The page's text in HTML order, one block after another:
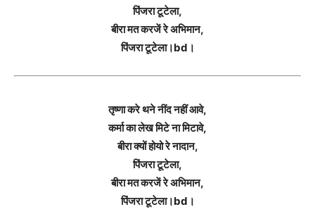
पिंजरा टूटेला,
बीरा मत करजें रे अभिमान,
पिंजरा टूटेला।bd।
तृष्णा करे थने नींद नहीं आवे,
कर्मा का लेख मिटे ना मिटावे,
बीरा क्यों होयो रे नादान,
पिंजरा टूटेला,
बीरा मत करजें रे अभिमान,
पिंजरा टूटेला।bd।